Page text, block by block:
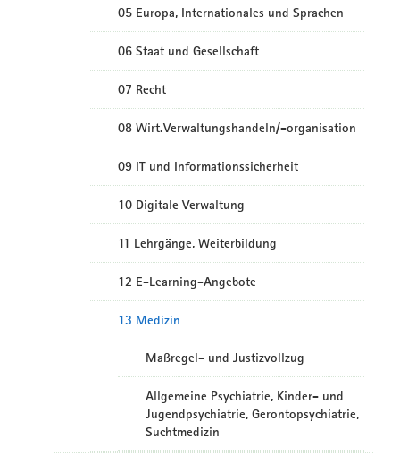
05 Europa, Internationales und Sprachen
06 Staat und Gesellschaft
07 Recht
08 Wirt.Verwaltungshandeln/-organisation
09 IT und Informationssicherheit
10 Digitale Verwaltung
11 Lehrgänge, Weiterbildung
12 E-Learning-Angebote
13 Medizin
Maßregel- und Justizvollzug
Allgemeine Psychiatrie, Kinder- und
Jugendpsychiatrie, Gerontopsychiatrie,
Suchtmedizin